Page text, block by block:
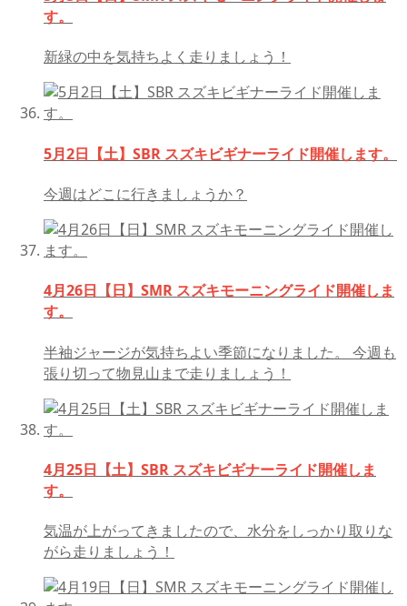
す。
新緑の中を気持ちよく走りましょう！
5月2日【土】SBR スズキビギナーライド開催します。
今週はどこに行きましょうか？
4月26日【日】SMR スズキモーニングライド開催しま
す。
半袖ジャージが気持ちよい季節になりました。 今週も
張り切って物見山まで走りましょう！
4月25日【土】SBR スズキビギナーライド開催しま
す。
気温が上がってきましたので、水分をしっかり取りな
がら走りましょう！